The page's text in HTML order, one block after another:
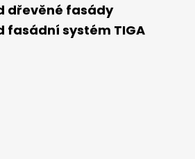
dřevěné fasády
fasádní systém TIGA